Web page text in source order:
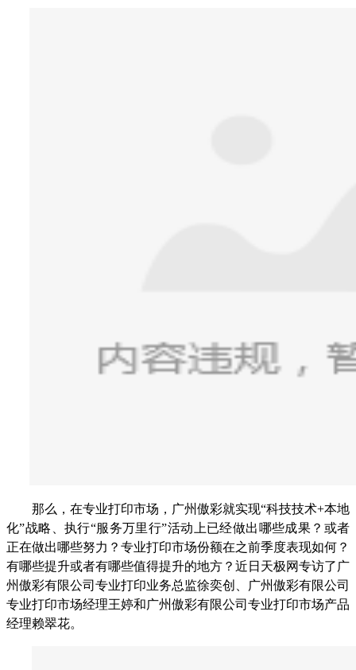
那么，在专业打印市场，广州傲彩就实现“科技技术+本地
化”战略、执行“服务万里行”活动上已经做出哪些成果？或者
正在做出哪些努力？专业打印市场份额在之前季度表现如何？
有哪些提升或者有哪些值得提升的地方？近日天极网专访了广
州傲彩有限公司专业打印业务总监徐奕创、广州傲彩有限公司
专业打印市场经理王婷和广州傲彩有限公司专业打印市场产品
经理赖翠花。